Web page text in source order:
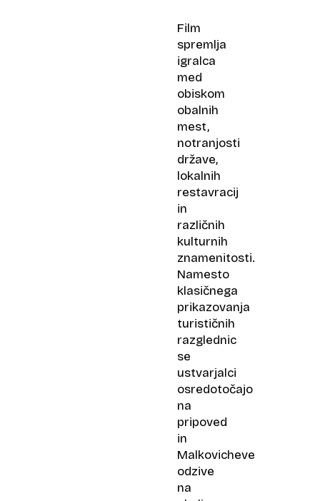
Film
spremlja
igralca
med
obiskom
obalnih
mest,
notranjosti
države,
lokalnih
restavracij
in
različnih
kulturnih
znamenitosti.
Namesto
klasičnega
prikazovanja
turističnih
razglednic
se
ustvarjalci
osredotočajo
na
pripoved
in
Malkovicheve
odzive
na